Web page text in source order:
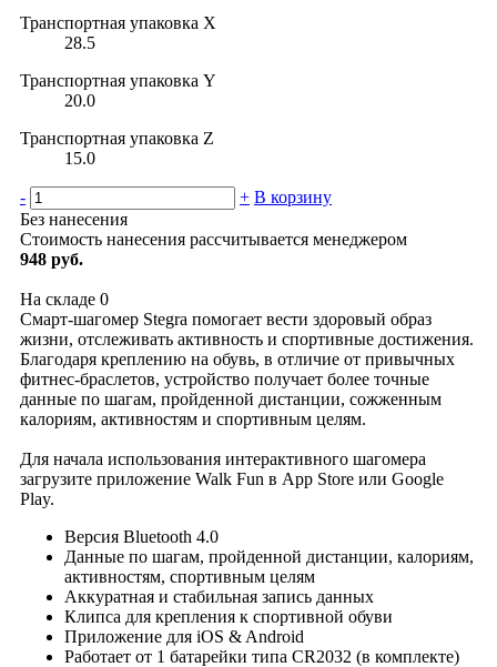
Транспортная упаковка X
28.5
Транспортная упаковка Y
20.0
Транспортная упаковка Z
15.0
- + В корзину
Без нанесения
Стоимость нанесения рассчитывается менеджером
948 руб.
На складе 0
Смарт-шагомер Stegra помогает вести здоровый образ
жизни, отслеживать активность и спортивные достижения.
Благодаря креплению на обувь, в отличие от привычных
фитнес-браслетов, устройство получает более точные
данные по шагам, пройденной дистанции, сожженным
калориям, активностям и спортивным целям.
Для начала использования интерактивного шагомера
загрузите приложение Walk Fun в App Store или Google
Play.
Версия Bluetooth 4.0
Данные по шагам, пройденной дистанции, калориям,
активностям, спортивным целям
Аккуратная и стабильная запись данных
Клипса для крепления к спортивной обуви
Приложение для iOS & Android
Работает от 1 батарейки типа CR2032 (в комплекте)